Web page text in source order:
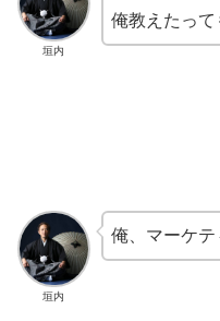
垣内
俺教えたって
垣内
俺、マーケテ